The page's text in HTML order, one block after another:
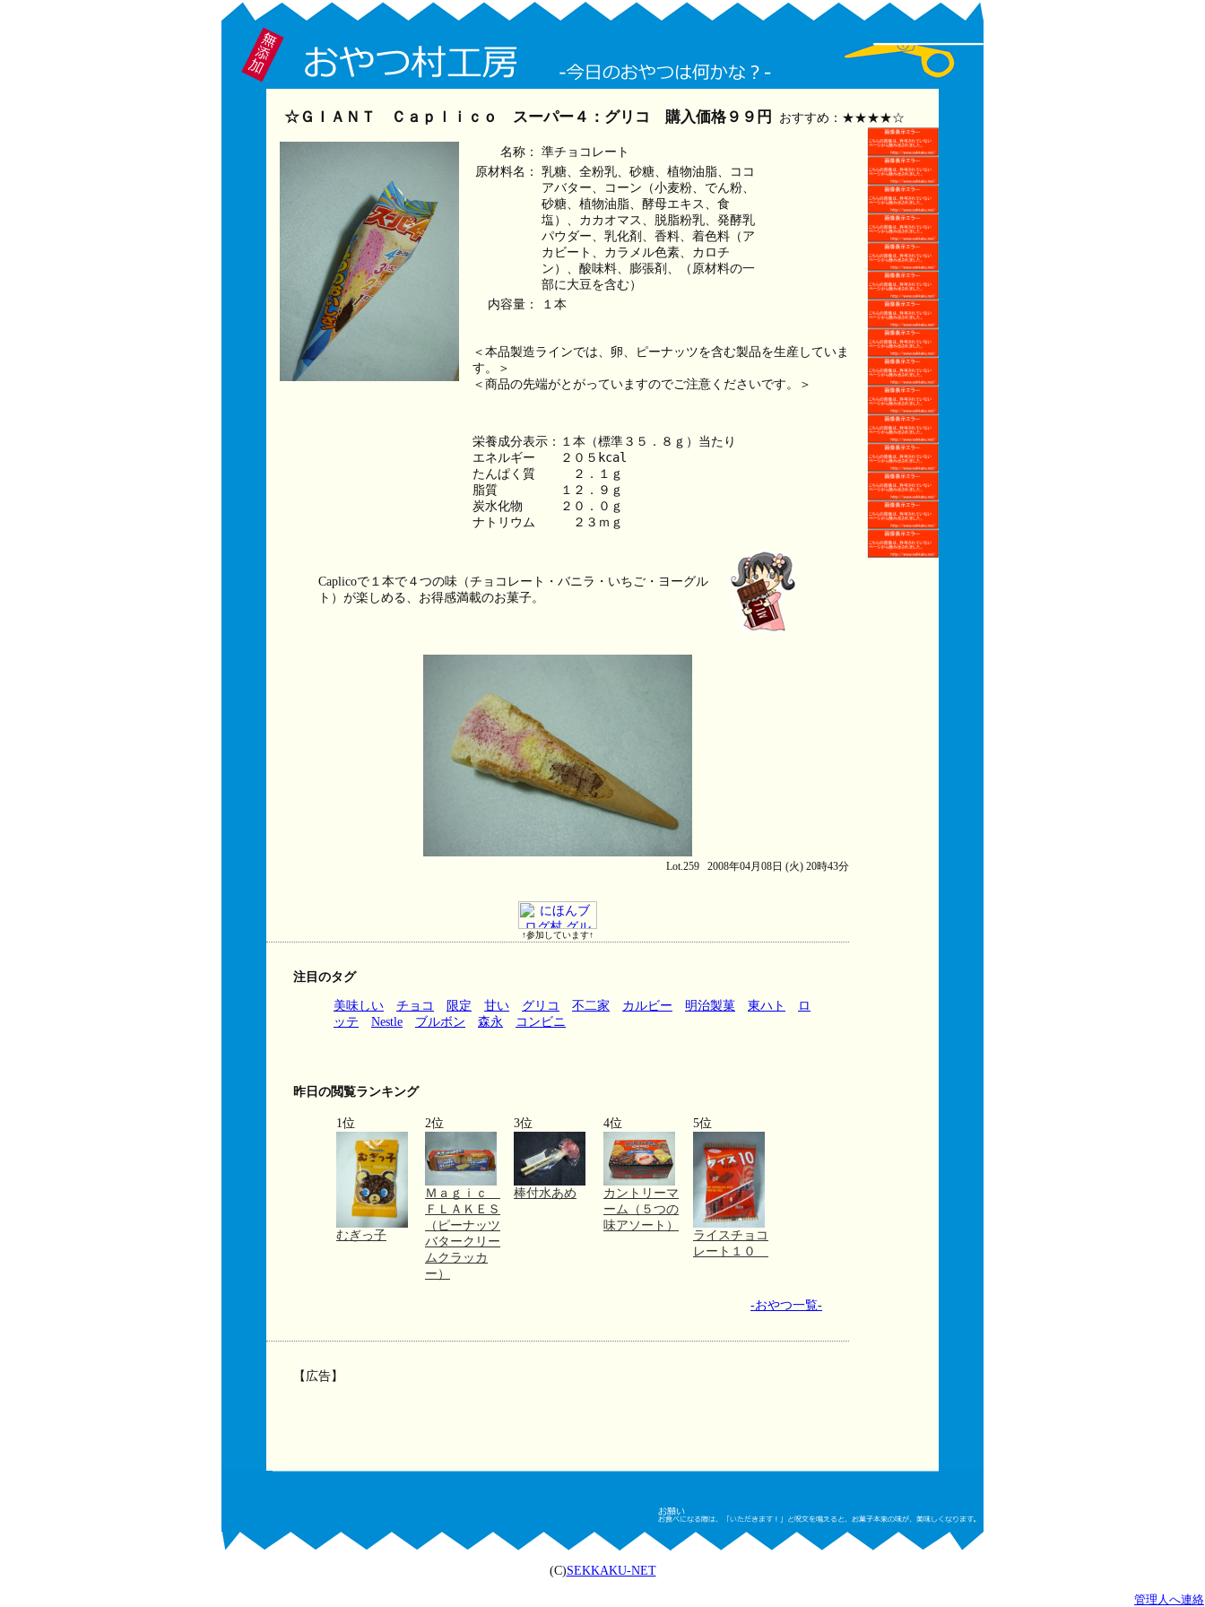
☆ＧＩＡＮＴ Ｃａｐｌｉｃｏ スーパー４：グリコ 購入価格９９円 おすすめ：★★★★☆
名称：
準チョコレート
原材料名：
乳糖、全粉乳、砂糖、植物油脂、ココ
アバター、コーン（小麦粉、でん粉、
砂糖、植物油脂、酵母エキス、食
塩）、カカオマス、脱脂粉乳、発酵乳
パウダー、乳化剤、香料、着色料（ア
カビート、カラメル色素、カロチ
ン）、酸味料、膨張剤、（原材料の一
部に大豆を含む）
内容量：
１本
＜本品製造ラインでは、卵、ピーナッツを含む製品を生産していま
す。＞
＜商品の先端がとがっていますのでご注意くださいです。＞
栄養成分表示：１本（標準３５．８ｇ）当たり
エネルギー　　２０５kcal
たんぱく質　　　２．１ｇ
脂質　　　　　１２．９ｇ
炭水化物　　　２０．０ｇ
ナトリウム　　　２３ｍｇ
Caplicoで１本で４つの味（チョコレート・バニラ・いちご・ヨーグル
ト）が楽しめる、お得感満載のお菓子。
Lot.259 2008年04月08日 (火) 20時43分
↑参加しています↑
注目のタグ
美味しい チョコ 限定 甘い グリコ 不二家 カルビー 明治製菓 東ハト
ロ
ッテ
Nestle ブルボン 森永 コンビニ
昨日の閲覧ランキング
1位
むぎっ子
2位
Ｍａｇｉｃ
ＦＬＡＫＥＳ
（ピーナッツ
バタークリー
ムクラッカ
ー）
3位
棒付水あめ
4位
カントリーマ
ーム（５つの
味アソート）
5位
ライスチョコ
レート１０
-おやつ一覧-
【広告】
(C)SEKKAKU-NET
管理人へ連絡